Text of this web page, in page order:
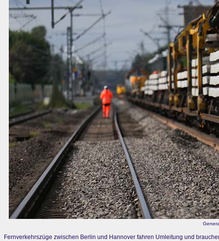
Fernverkehrszüge zwischen Berlin und Hannover fahren Umleitung und